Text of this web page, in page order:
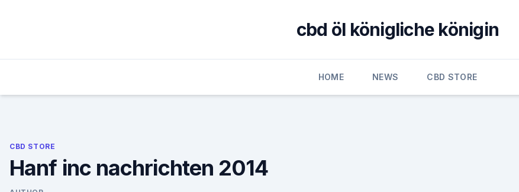
cbd öl königliche königin
HOME NEWS CBD STORE
CBD STORE
Hanf inc nachrichten 2014